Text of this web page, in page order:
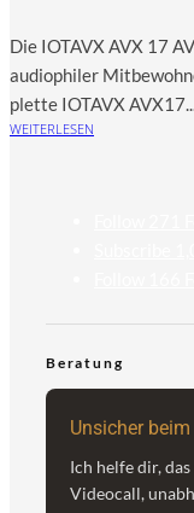
Die IOTAVX AVX 17
audio­phi­ler
plet­te IOTAVX
WEITERLESEN
Beratung
Unsicher
Ich helfe dir,
Videocall,